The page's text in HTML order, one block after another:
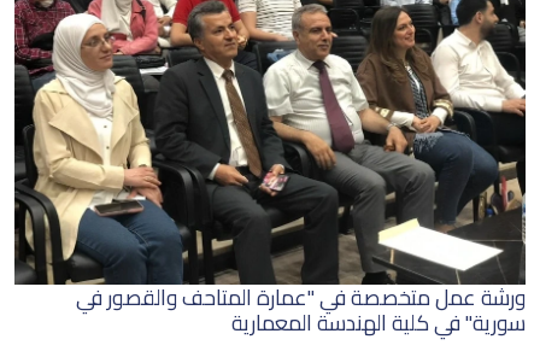
ورشة عمل متخصصة في "عمارة المتاحف والقصور في
سورية" في كلية الهندسة المعمارية